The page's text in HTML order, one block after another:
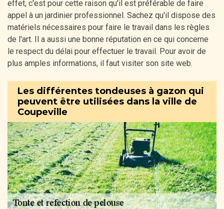
effet, c'est pour cette raison qu'il est préférable de faire
appel à un jardinier professionnel. Sachez qu'il dispose des
matériels nécessaires pour faire le travail dans les règles
de l'art. Il a aussi une bonne réputation en ce qui concerne
le respect du délai pour effectuer le travail. Pour avoir de
plus amples informations, il faut visiter son site web.
Les différentes tondeuses à gazon qui
peuvent être utilisées dans la ville de
Coupeville